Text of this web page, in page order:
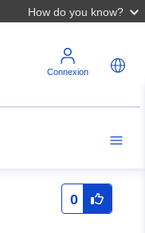
How do you know?
Connexion
0